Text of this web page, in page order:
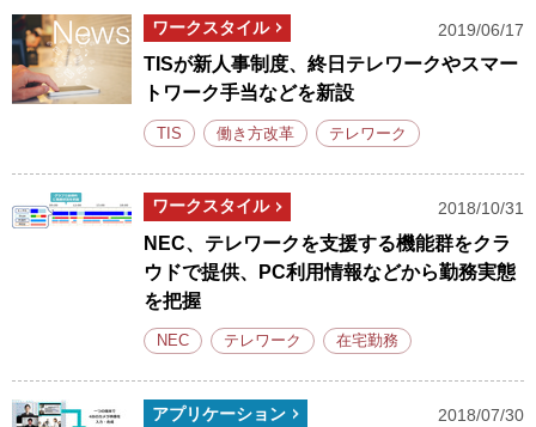
ワークスタイル 2019/06/17
TISが新人事制度、終日テレワークやスマー
トワーク手当などを新設
TIS 働き方改革 テレワーク
ワークスタイル 2018/10/31
NEC、テレワークを支援する機能群をクラ
ウドで提供、PC利用情報などから勤務実態
を把握
NEC テレワーク 在宅勤務
アプリケーション 2018/07/30